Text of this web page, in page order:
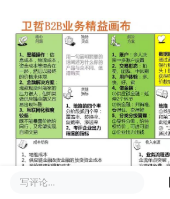
写评论...